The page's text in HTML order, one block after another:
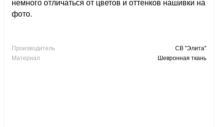
фото.
Производитель
СВ "Элита"
Материал
Шевронная ткань